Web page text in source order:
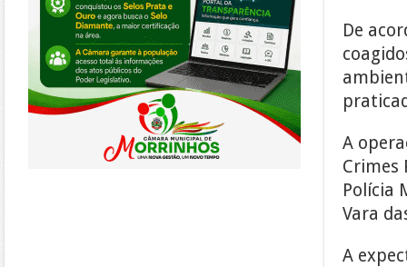
De
A
Crimes
Polícia
Vara
A